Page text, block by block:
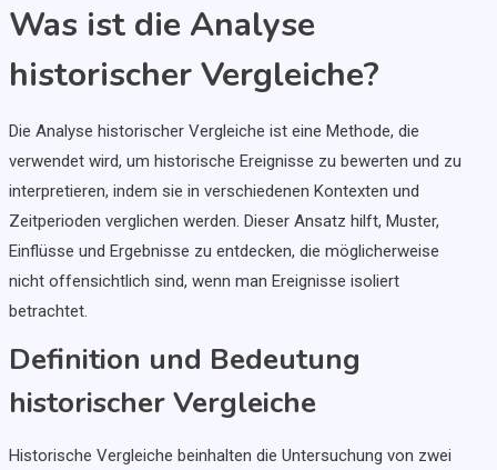
Was ist die Analyse
historischer Vergleiche?
Die Analyse historischer Vergleiche ist eine Methode, die
verwendet wird, um historische Ereignisse zu bewerten und zu
interpretieren, indem sie in verschiedenen Kontexten und
Zeitperioden verglichen werden. Dieser Ansatz hilft, Muster,
Einflüsse und Ergebnisse zu entdecken, die möglicherweise
nicht offensichtlich sind, wenn man Ereignisse isoliert
betrachtet.
Definition und Bedeutung
historischer Vergleiche
Historische Vergleiche beinhalten die Untersuchung von zwei